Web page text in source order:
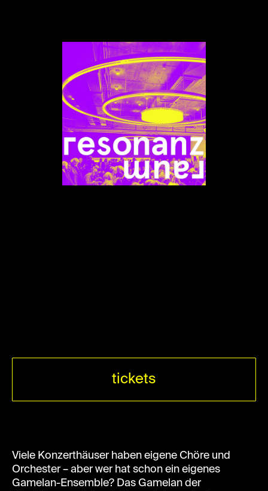
tickets
Viele Konzerthäuser haben eigene Chöre und
Orchester – aber wer hat schon ein eigenes
Gamelan-Ensemble? Das Gamelan der